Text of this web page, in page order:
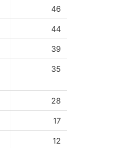
46
44
39
35
28
17
12